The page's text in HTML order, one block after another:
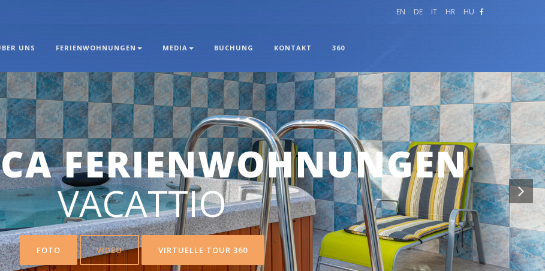
EN DE IT HR HU
UNS FERIENWOHNUNGEN MEDIA BUCHUNG KONTAKT 360
UND JACUZZI
FOTO VIDEO